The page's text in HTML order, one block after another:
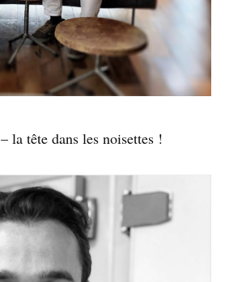
– la tête dans les noisettes !